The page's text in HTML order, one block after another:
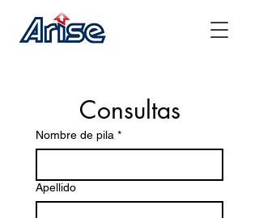
Consultas
Nombre de pila *
Apellido